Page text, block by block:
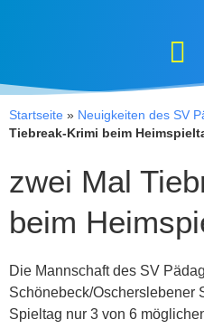
Startseite » Neuigkeiten des SV
Tiebreak-Krimi beim
zwei Mal
beim
Die Mannschaft des SV
Schönebeck/Oscherslebener
Spieltag nur 3 von 6